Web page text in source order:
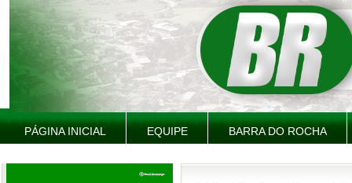
PÁGINA INICIAL EQUIPE BARRA DO ROCHA